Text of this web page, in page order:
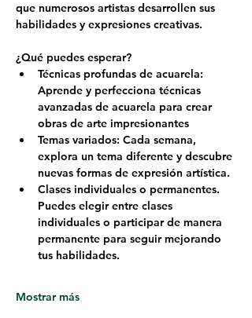
que numerosos artistas desarrollen sus
habilidades y expresiones creativas.
¿Qué puedes esperar?
Técnicas profundas de acuarela:
Aprende y perfecciona técnicas
avanzadas de acuarela para crear
obras de arte impresionantes
Temas variados: Cada semana,
explora un tema diferente y descubre
nuevas formas de expresión artística.
Clases individuales o permanentes.
Puedes elegir entre clases
individuales o participar de manera
permanente para seguir mejorando
tus habilidades.
Mostrar más